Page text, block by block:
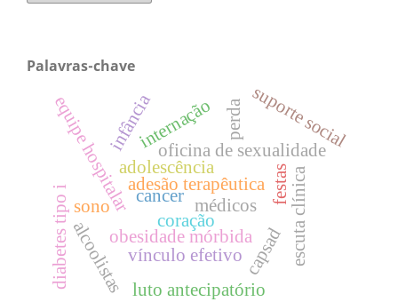
Palavras-chave
adolescência
adesão terapêutica
médicos
obesidade mórbida
alcoolistas
oficina de sexualidade
capsadescuta clínica
internação
equipe hospitalar suporte social
diabetes tipo i
perda
luto antecipatório
coração
festas
infância
cancer
vínculo efetivo
sono